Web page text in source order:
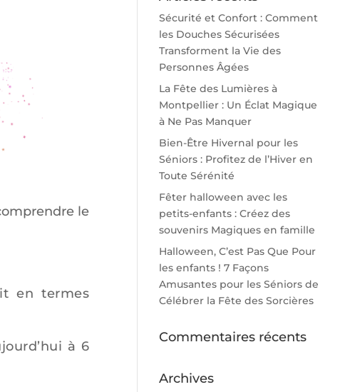
le
en termes
à 6
Sécurité et Confort : Comment
les Douches Sécurisées
Transforment la Vie des
Personnes Âgées
La Fête des Lumières à
Montpellier : Un Éclat Magique
à Ne Pas Manquer
Bien-Être Hivernal pour les
Séniors : Profitez de l’Hiver en
Toute Sérénité
Fêter halloween avec les
petits-enfants : Créez des
souvenirs Magiques en famille
Halloween, C’est Pas Que Pour
les enfants ! 7 Façons
Amusantes pour les Séniors de
Célébrer la Fête des Sorcières
Commentaires récents
Archives